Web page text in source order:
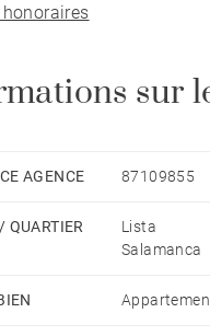
le bien atteint 272
n'a rien laissé au
un ensemble
de vie constitue le cœur
sur la terrasse sud,
sur
AGENCE 87109855
QUARTIER
Lista
Salamanca